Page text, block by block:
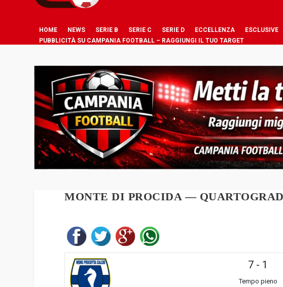
HOME NEWS SERIE B SERIE C SERIE D ECCELLENZA ESCLUSIVE
PUBBLICITÀ SU CAMPANIA FOOTBALL – RAGGIUNGI IL TUO TARGET
MONTE DI PROCIDA — QUARTOGRAD
7 - 1
Tempo pieno